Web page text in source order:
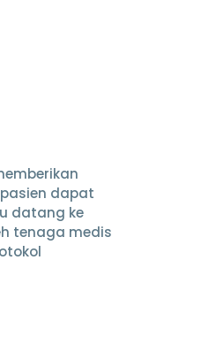
dapat
datang ke
tenaga medis